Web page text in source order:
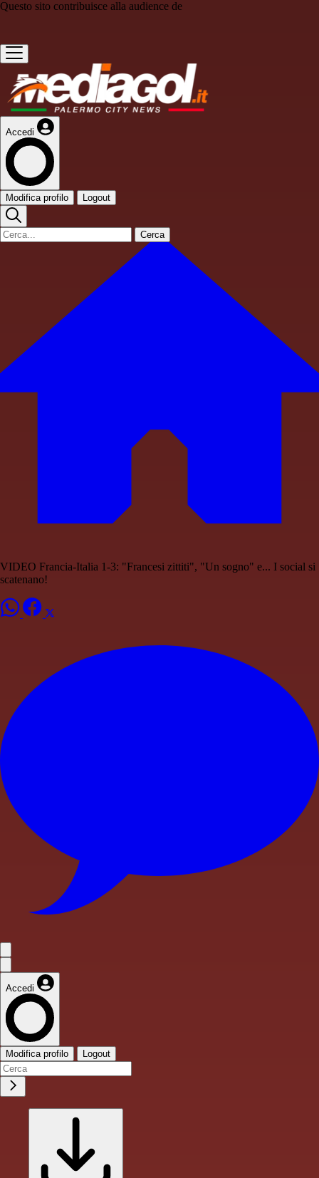
Questo sito contribuisce alla audience de
Accedi
Modifica profilo Logout
Cerca
VIDEO Francia-Italia 1-3: "Francesi zittiti", "Un sogno" e... I social si
scatenano!
Accedi
Modifica profilo Logout